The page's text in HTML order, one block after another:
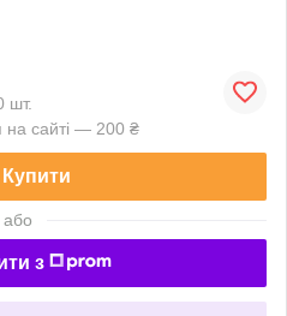
шт.
на сайті — 200 ₴
Купити
або
з